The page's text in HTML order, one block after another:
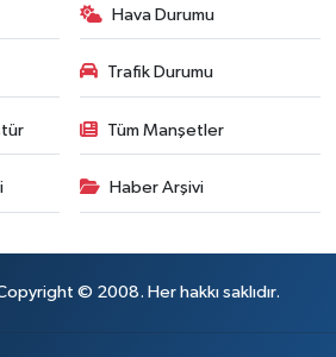
Hava Durumu
Trafik Durumu
Tüm Manşetler
Haber Arşivi
© 2008. Her hakkı saklıdır.